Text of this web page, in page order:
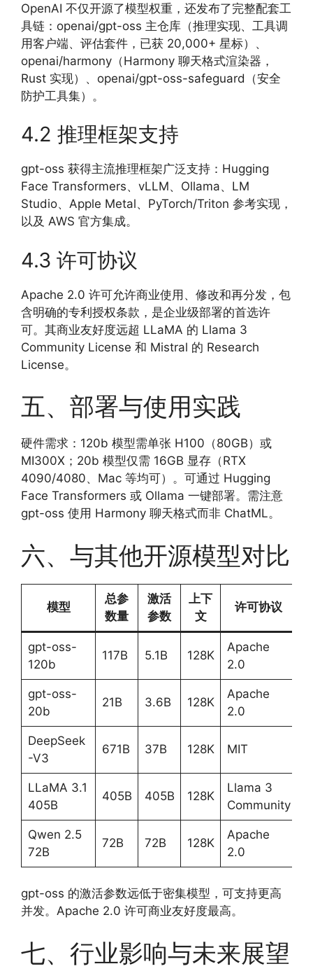
OpenAI 不仅开源了模型权重，还发布了完整配套工
具链：openai/gpt-oss 主仓库（推理实现、工具调
用客户端、评估套件，已获 20,000+ 星标）、
openai/harmony（Harmony 聊天格式渲染器，
Rust 实现）、openai/gpt-oss-safeguard（安全
防护工具集）。
4.2 推理框架支持
gpt-oss 获得主流推理框架广泛支持：Hugging
Face Transformers、vLLM、Ollama、LM
Studio、Apple Metal、PyTorch/Triton 参考实现，
以及 AWS 官方集成。
4.3 许可协议
Apache 2.0 许可允许商业使用、修改和再分发，包
含明确的专利授权条款，是企业级部署的首选许
可。其商业友好度远超 LLaMA 的 Llama 3
Community License 和 Mistral 的 Research
License。
五、部署与使用实践
硬件需求：120b 模型需单张 H100（80GB）或
MI300X；20b 模型仅需 16GB 显存（RTX
4090/4080、Mac 等均可）。可通过 Hugging
Face Transformers 或 Ollama 一键部署。需注意
gpt-oss 使用 Harmony 聊天格式而非 ChatML。
六、与其他开源模型对比
模型
总参
数量
激活
参数
上下
文
许可协议
gpt-oss-
120b
117B 5.1B 128K
Apache
2.0
gpt-oss-
20b
21B 3.6B 128K
Apache
2.0
DeepSeek
-V3
671B 37B 128K MIT
LLaMA 3.1
405B
405B 405B 128K
Llama 3
Community
Qwen 2.5
72B
72B 72B 128K
Apache
2.0
gpt-oss 的激活参数远低于密集模型，可支持更高
并发。Apache 2.0 许可商业友好度最高。
七、行业影响与未来展望